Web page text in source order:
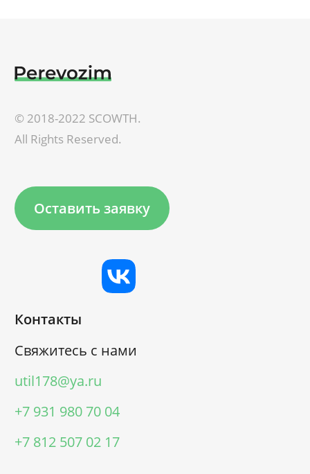
© 2018-2022 SCOWTH.
All Rights Reserved.
Контакты
Свяжитесь с нами
util178@ya.ru
+7 931 980 70 04
+7 812 507 02 17
Оставить заявку